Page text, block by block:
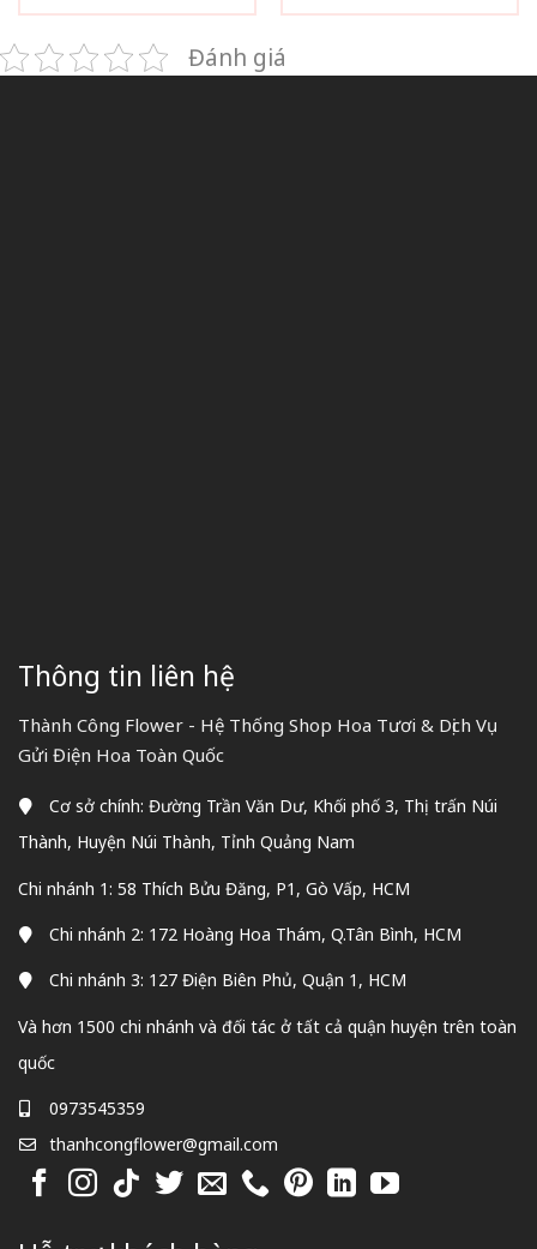
Đánh giá
Thông tin liên hệ
Thành Công Flower - Hệ Thống Shop Hoa Tươi & Dịch Vụ
Gửi Điện Hoa Toàn Quốc
Cơ sở chính: Đường Trần Văn Dư, Khối phố 3, Thị trấn Núi
Thành, Huyện Núi Thành, Tỉnh Quảng Nam
Chi nhánh 1: 58 Thích Bửu Đăng, P1, Gò Vấp, HCM
Chi nhánh 2: 172 Hoàng Hoa Thám, Q.Tân Bình, HCM
Chi nhánh 3: 127 Điện Biên Phủ, Quận 1, HCM
Và hơn 1500 chi nhánh và đối tác ở tất cả quận huyện trên toàn
quốc
0973545359
thanhcongflower@gmail.com